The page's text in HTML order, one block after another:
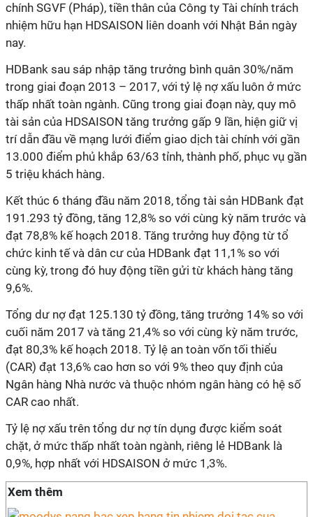
chính SGVF (Pháp), tiền thân của Công ty Tài chính trách
nhiệm hữu hạn HDSAISON liên doanh với Nhật Bản ngày
nay.
HDBank sau sáp nhập tăng trưởng bình quân 30%/năm
trong giai đoạn 2013 – 2017, với tỷ lệ nợ xấu luôn ở mức
thấp nhất toàn ngành. Cũng trong giai đoạn này, quy mô
tài sản của HDSAISON tăng trưởng gấp 9 lần, hiện giữ vị
trí dẫn đầu về mạng lưới điểm giao dịch tài chính với gần
13.000 điểm phủ khắp 63/63 tỉnh, thành phố, phục vụ gần
5 triệu khách hàng.
Kết thúc 6 tháng đầu năm 2018, tổng tài sản HDBank đạt
191.293 tỷ đồng, tăng 12,8% so với cùng kỳ năm trước và
đạt 78,8% kế hoạch 2018. Tăng trưởng huy động từ tổ
chức kinh tế và dân cư của HDBank đạt 11,1% so với
cùng kỳ, trong đó huy động tiền gửi từ khách hàng tăng
9,6%.
Tổng dư nợ đạt 125.130 tỷ đồng, tăng trưởng 14% so với
cuối năm 2017 và tăng 21,4% so với cùng kỳ năm trước,
đạt 80,3% kế hoạch 2018. Tỷ lệ an toàn vốn tối thiểu
(CAR) đạt 13,6% cao hơn so với 9% theo quy định của
Ngân hàng Nhà nước và thuộc nhóm ngân hàng có hệ số
CAR cao nhất.
Tỷ lệ nợ xấu trên tổng dư nợ tín dụng được kiểm soát
chặt, ở mức thấp nhất toàn ngành, riêng lẻ HDBank là
0,9%, hợp nhất với HDSAISON ở mức 1,3%.
Xem thêm